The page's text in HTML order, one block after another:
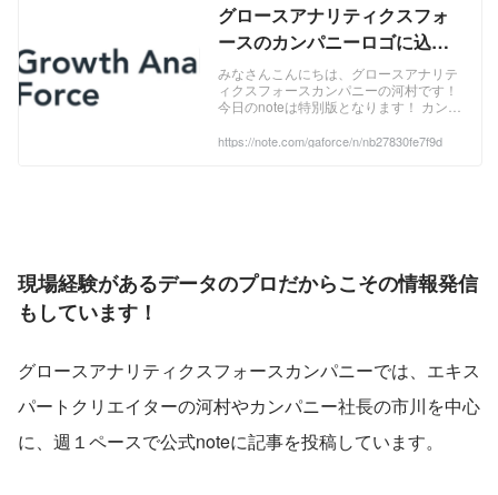
グロースアナリティクスフォ
ースのカンパニーロゴに込め
た想い｜メンバーズ グロース
アナリティクスフォースカン
パニー|サービスグロースnote
みなさんこんにちは、グロースアナリテ
ィクスフォースカンパニーの河村です！
今日のnoteは特別版となります！ カンパ
て、カンパニーロゴができ、カンパニー
ザイン - 色と形に込めた想い 色のこだわ
り 私たちが選んだメイ
https://note.com/gaforce/n/nb27830fe7f9d
現場経験があるデータのプロだからこその情報発信
もしています！
グロースアナリティクスフォースカンパニーでは、エキス
パートクリエイターの河村やカンパニー社長の市川を中心
に、週１ペースで公式noteに記事を投稿しています。